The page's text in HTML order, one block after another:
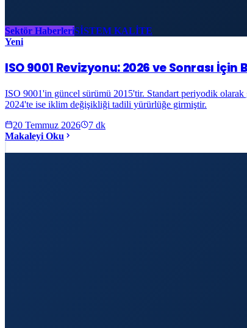
Sektör HaberleriSİSTEM KALİTE
Yeni
ISO 9001 Revizyonu: 2026 ve Sonrası
ISO 9001'in güncel sürümü 2015'tir. Standart periyodik
2024'te ise iklim değişikliği tadili yürürlüğe girmiştir.
20 Temmuz 2026
7 dk
Makaleyi Oku